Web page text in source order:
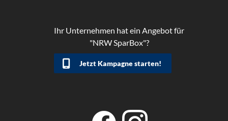
Ihr Unternehmen hat ein Angebot für
"NRW SparBox"?
Jetzt Kampagne starten!